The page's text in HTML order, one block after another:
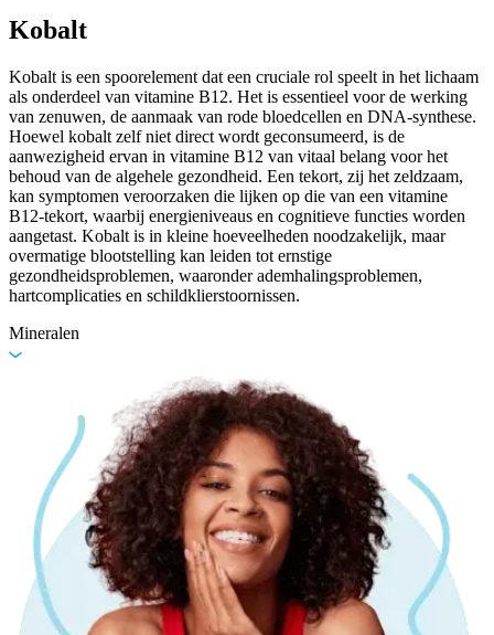
Kobalt
Kobalt is een spoorelement dat een cruciale rol speelt in het lichaam
als onderdeel van vitamine B12. Het is essentieel voor de werking
van zenuwen, de aanmaak van rode bloedcellen en DNA-synthese.
Hoewel kobalt zelf niet direct wordt geconsumeerd, is de
aanwezigheid ervan in vitamine B12 van vitaal belang voor het
behoud van de algehele gezondheid. Een tekort, zij het zeldzaam,
kan symptomen veroorzaken die lijken op die van een vitamine
B12-tekort, waarbij energieniveaus en cognitieve functies worden
aangetast. Kobalt is in kleine hoeveelheden noodzakelijk, maar
overmatige blootstelling kan leiden tot ernstige
gezondheidsproblemen, waaronder ademhalingsproblemen,
hartcomplicaties en schildklierstoornissen.
Mineralen